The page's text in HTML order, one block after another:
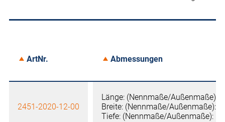
ArtNr. Abmessungen
2451-2020-12-00
Länge: (Nennmaße/Außenmaße):
Breite: (Nennmaße/Außenmaße):
Tiefe: (Nennmaße/Außenmaße):